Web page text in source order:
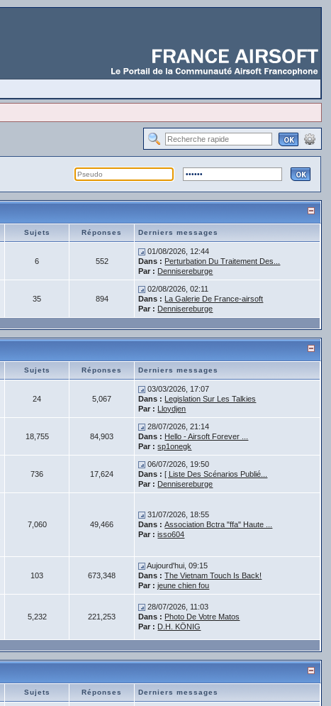
Sujets Réponses Derniers messages
6 552
01/08/2026, 12:44
Dans : Perturbation Du Traitement Des...
Par : Dennisereburge
35 894
02/08/2026, 02:11
Dans : La Galerie De France-airsoft
Par : Dennisereburge
Sujets Réponses Derniers messages
24 5,067
03/03/2026, 17:07
Dans : Legislation Sur Les Talkies
Par : Lloydjen
18,755 84,903
28/07/2026, 21:14
Dans : Hello - Airsoft Forever ...
Par : sp1onegk
736 17,624
06/07/2026, 19:50
Dans : [ Liste Des Scénarios Publié...
Par : Dennisereburge
7,060 49,466
31/07/2026, 18:55
Dans : Association Bctra "ffa" Haute ...
Par : isso604
103 673,348
Aujourd'hui, 09:15
Dans : The Vietnam Touch Is Back!
Par : jeune chien fou
5,232 221,253
28/07/2026, 11:03
Dans : Photo De Votre Matos
Par : D.H. KÖNIG
Sujets Réponses Derniers messages